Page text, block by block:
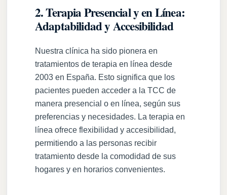
2. Terapia Presencial y en Línea:
Adaptabilidad y Accesibilidad
Nuestra clínica ha sido pionera en
tratamientos de terapia en línea desde
2003 en España. Esto significa que los
pacientes pueden acceder a la TCC de
manera presencial o en línea, según sus
preferencias y necesidades. La terapia en
línea ofrece flexibilidad y accesibilidad,
permitiendo a las personas recibir
tratamiento desde la comodidad de sus
hogares y en horarios convenientes.